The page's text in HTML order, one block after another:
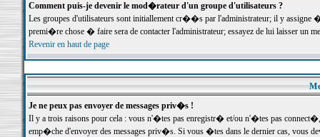
Comment puis-je devenir le mod�rateur d'un groupe d'utilisateurs ?
Les groupes d'utilisateurs sont initiallement cr��s par l'administrateur; il y
premi�re chose � faire sera de contacter l'administrateur; essayez de lui laisser un
Revenir en haut de page
Je ne peux pas envoyer de messages priv�s !
Il y a trois raisons pour cela : vous n'�tes pas enregistr� et/ou n'�tes pas
emp�che d'envoyer des messages priv�s. Si vous �tes dans le dernier cas, vous